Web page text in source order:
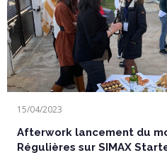
Afterwork lancement du module
15/04/2023
Afterwork lancement du
Régulières sur SIMAX